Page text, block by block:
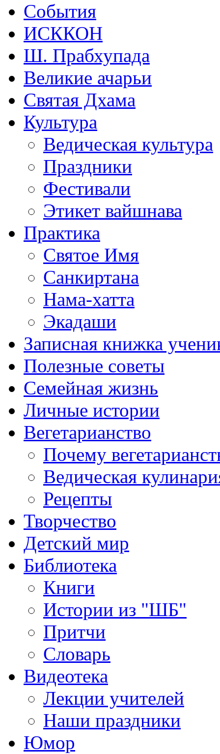
События
ИСККОН
Ш. Прабхупада
Великие ачарьи
Святая Дхама
Культура
Ведическая культура
Праздники
Фестивали
Этикет вайшнава
Практика
Святое Имя
Санкиртана
Нама-хатта
Экадаши
Записная книжка
Полезные советы
Семейная жизнь
Личные истории
Вегетарианство
Почему
Ведическая
Рецепты
Творчество
Детский мир
Библиотека
Книги
Истории из "ШБ"
Притчи
Словарь
Видеотека
Лекции учителей
Наши праздники
Юмор